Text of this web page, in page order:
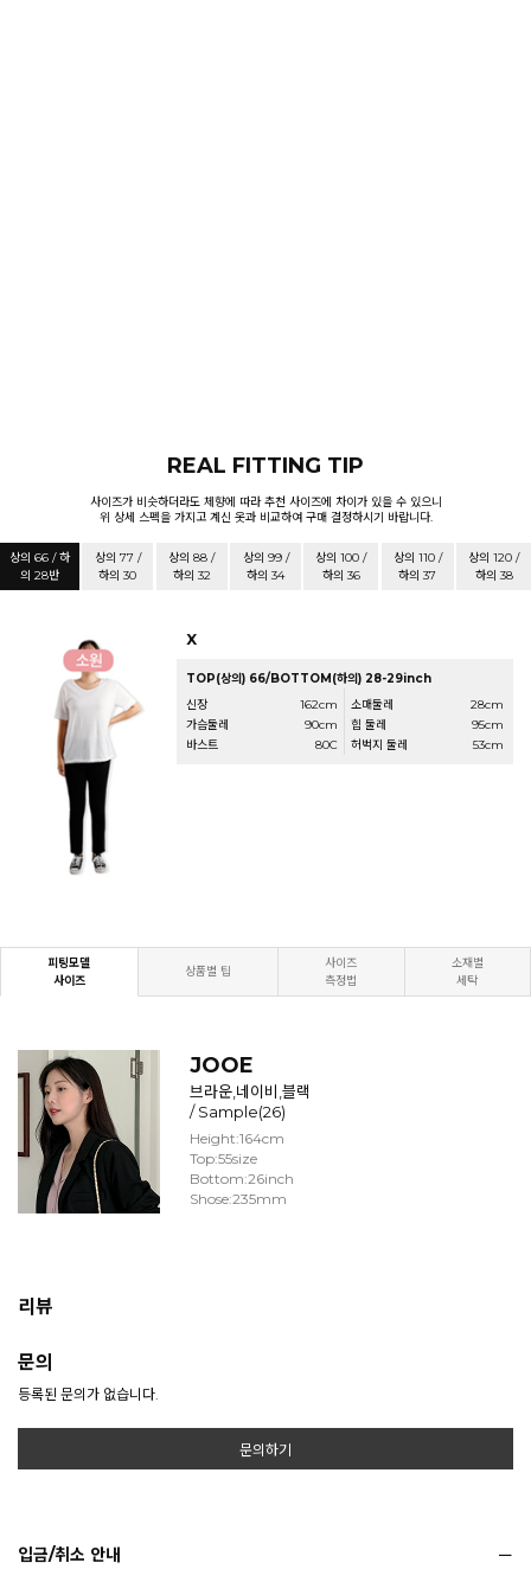
REAL FITTING TIP
사이즈가 비슷하더라도 체향에 따라 추천 사이즈에 차이가 있을 수 있으니
위 상세 스펙을 가지고 계신 옷과 비교하여 구매 결정하시기 바랍니다.
상의 66 / 하
의 28반
상의 77 /
하의 30
상의 88 /
하의 32
상의 99 /
하의 34
상의 100 /
하의 36
상의 110 /
하의 37
상의 120 /
하의 38
X
TOP(상의) 66/BOTTOM(하의) 28-29inch
신장
162cm
가슴둘레
90cm
바스트
80C
소매둘레
28cm
힙 둘레
95cm
허벅지 둘레
53cm
피팅모델
사이즈
상품별 팁
사이즈
측정법
소재별
세탁
JOOE
브라운,네이비,블랙
/ Sample(26)
Height:164cm
Top:55size
Bottom:26inch
Shose:235mm
리뷰
문의
등록된 문의가 없습니다.
문의하기
입금/취소 안내